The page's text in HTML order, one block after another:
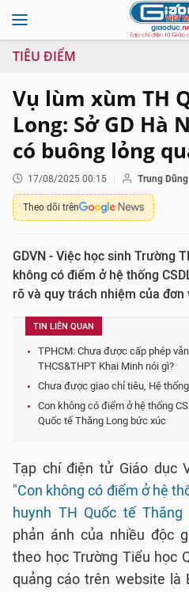
TIÊU ĐIỂM
Vụ lùm xùm TH
Long: Sở GD Hà
có buông lỏng
17/08/2025 00:15 Trung Dũng
Theo dõi trên
GDVN - Việc học sinh Trường
không có điểm ở hệ thống
rõ và quy trách nhiệm của đơn
TIN LIÊN QUAN
TPHCM: Chưa được cấp phép
THCS&THPT Khai Minh nói gì?
Chưa được giao chỉ tiêu, Hệ
Con không có điểm ở hệ thống
Quốc tế Thăng Long bức xúc
Tạp chí điện tử Giáo dục
"Con không có điểm ở hệ
huynh TH Quốc tế
phản ánh của nhiều độc
theo học Trường Tiểu học
quảng cáo trên website là